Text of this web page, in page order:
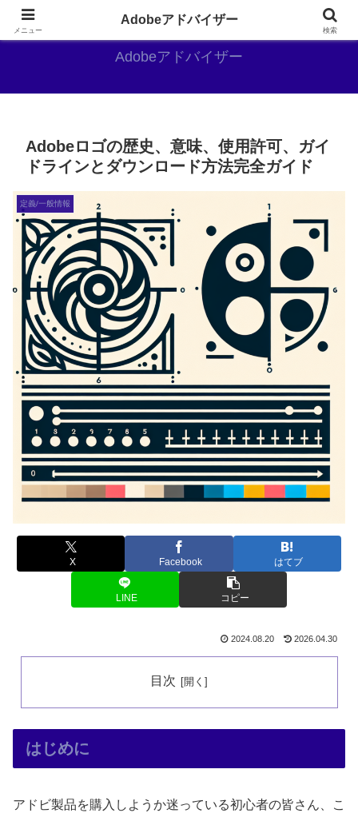
Adobe好きのAdobe推しブログ
Adobeアドバイザー
Adobeロゴの歴史、意味、使用許可、ガイ
ドラインとダウンロード方法完全ガイド
定義/一般情報
X Facebook はてブ
LINE コピー
2024.08.20 2026.04.30
目次
はじめに
アドビ製品を購入しようか迷っている初心者の皆さん、こ
メニュー
Adobeアドバイザー
検索